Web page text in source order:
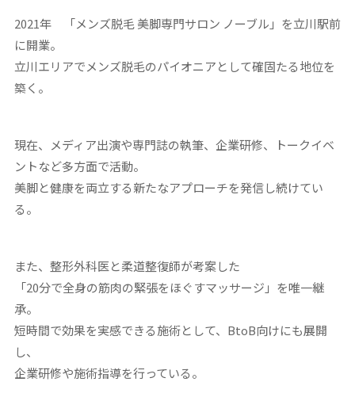
2021年 「メンズ脱毛 美脚専門サロン ノーブル」を立川駅前
に開業。
立川エリアでメンズ脱毛のパイオニアとして確固たる地位を
築く。
現在、メディア出演や専門誌の執筆、企業研修、トークイベ
ントなど多方面で活動。
美脚と健康を両立する新たなアプローチを発信し続けてい
る。
また、整形外科医と柔道整復師が考案した
「20分で全身の筋肉の緊張をほぐすマッサージ」を唯一継
承。
短時間で効果を実感できる施術として、BtoB向けにも展開
し、
企業研修や施術指導を行っている。